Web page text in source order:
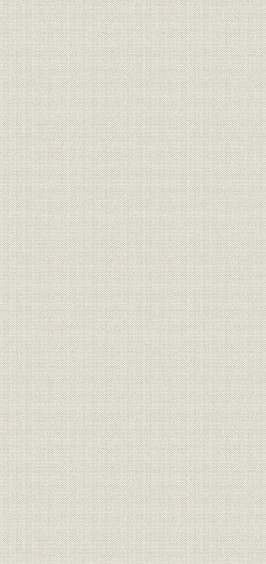
経営者 創業者 安田善次郎 [明治5年
事業所
錦絵に描かれた日本橋小舟町の
「安田商店」
[慶応2年
事業所 第三国立銀行 [明治9年
関係会社 安田系銀行・会社一覧 大正10年
経営理念
安田善次郎の事業観を表す「今
日一日之事」
経営;保険
共済五百名第1回社員総会の新
聞記事(『朝野新聞』明治13年2
月17日)
明治13年
経営;保険
共済五百名最初の死亡者に関す
る新聞記事(『読売新聞』明治13
年6月27日)
明治13年
従業員 社員の異動状況
明治20年
年度(1892
保険;業界 明治・大正期の生保会社数推移
明治14年
年度(1926
社章 共済生命保険合資会社社章 [明治27年
広告宣伝
共済生命保険合資会社の開業広
告
[明治27年
経営者;役員
初代社長 初代 安田善四郎、第二
代・第四代社長 二代 安田善四郎
[明治30年
保険;規則 『保険規則』(昭和31年) 昭和31年
従業員 矢野恒太、野津澡、森村金造 明治27年
営業;関係会社 合資会社時代の代理店数
明治27年
年度(1900
営業;関係会社
明治27年度代理店中銀行内代理
店
明治27年
価格;業界 20年満期養老保険料の各社比較
財務・業績;経営 合資会社時代の業績
明治27年
年度(1900